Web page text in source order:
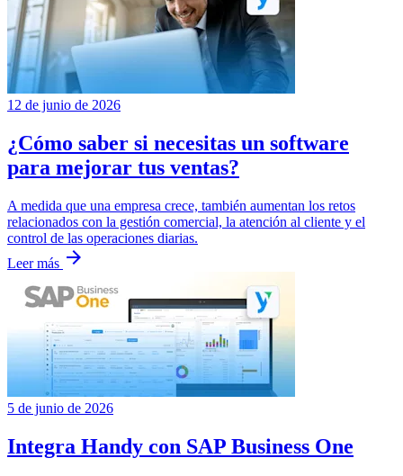
12 de junio de 2026
¿Cómo saber si necesitas un software
para mejorar tus ventas?
A medida que una empresa crece, también aumentan los retos
relacionados con la gestión comercial, la atención al cliente y el
control de las operaciones diarias.
Leer más arrow_forward
5 de junio de 2026
Integra Handy con SAP Business One